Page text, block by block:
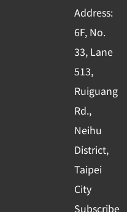
s
q
u
a
r
e
Address:
6F, No.
33, Lane
513,
Ruiguang
Rd.,
Neihu
District,
Taipei
City
Subscribe